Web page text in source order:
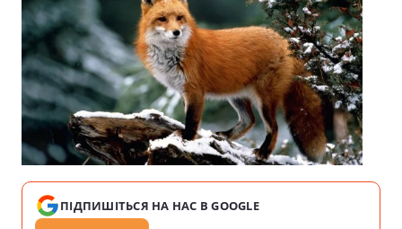
ПІДПИШІТЬСЯ НА НАС В GOOGLE